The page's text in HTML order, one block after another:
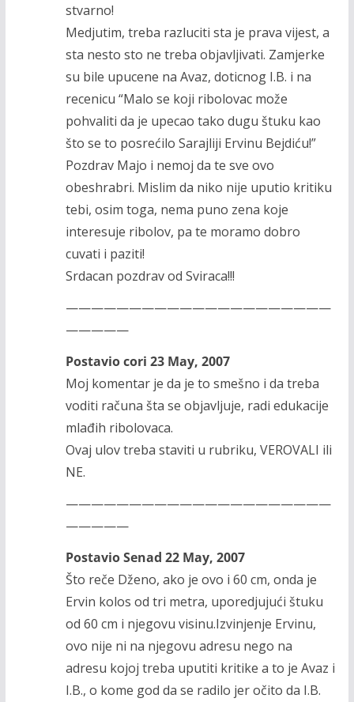
stvarno!
Medjutim, treba razluciti sta je prava vijest, a
sta nesto sto ne treba objavljivati. Zamjerke
su bile upucene na Avaz, doticnog I.B. i na
recenicu “Malo se koji ribolovac može
pohvaliti da je upecao tako dugu štuku kao
što se to posrećilo Sarajliji Ervinu Bejdiću!”
Pozdrav Majo i nemoj da te sve ovo
obeshrabri. Mislim da niko nije uputio kritiku
tebi, osim toga, nema puno zena koje
interesuje ribolov, pa te moramo dobro
cuvati i paziti!
Srdacan pozdrav od Sviraca!!!
—————————————————————
—————
Postavio cori 23 May, 2007
Moj komentar je da je to smešno i da treba
voditi računa šta se objavljuje, radi edukacije
mlađih ribolovaca.
Ovaj ulov treba staviti u rubriku, VEROVALI ili
NE.
—————————————————————
—————
Postavio Senad 22 May, 2007
Što reče Dženo, ako je ovo i 60 cm, onda je
Ervin kolos od tri metra, uporedjujući štuku
od 60 cm i njegovu visinu.Izvinjenje Ervinu,
ovo nije ni na njegovu adresu nego na
adresu kojoj treba uputiti kritike a to je Avaz i
I.B., o kome god da se radilo jer očito da I.B.